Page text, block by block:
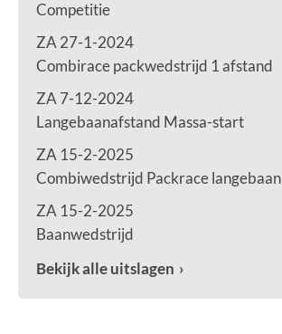
Competitie
ZA 27-1-2024
Combirace packwedstrijd 1 afstand
ZA 7-12-2024
Langebaanafstand Massa-start
ZA 15-2-2025
Combiwedstrijd Packrace langebaan
ZA 15-2-2025
Baanwedstrijd
Bekijk alle uitslagen